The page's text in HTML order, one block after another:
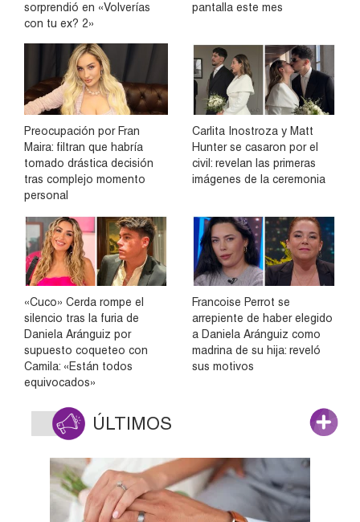
sorprendió en «Volverías
con tu ex? 2»
pantalla este mes
Preocupación por Fran
Maira: filtran que habría
tomado drástica decisión
tras complejo momento
personal
Carlita Inostroza y Matt
Hunter se casaron por el
civil: revelan las primeras
imágenes de la ceremonia
«Cuco» Cerda rompe el
silencio tras la furia de
Daniela Aránguiz por
supuesto coqueteo con
Camila: «Están todos
equivocados»
Francoise Perrot se
arrepiente de haber elegido
a Daniela Aránguiz como
madrina de su hija: reveló
sus motivos
ÚLTIMOS